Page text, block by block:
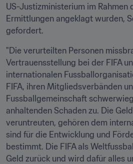
US-Justizministerium im Rahmen
Ermittlungen angeklagt wurden,
gefordert.
"Die verurteilten Personen
Vertrauensstellung bei der FIFA
internationalen
FIFA, ihren Mitgliedsverbänden
Fussballgemeinschaft
anhaltenden Schaden zu. Die
veruntreuten, gehören dem
sind für die Entwicklung und
bestimmt. Die FIFA als
Geld zurück und wird dafür alles